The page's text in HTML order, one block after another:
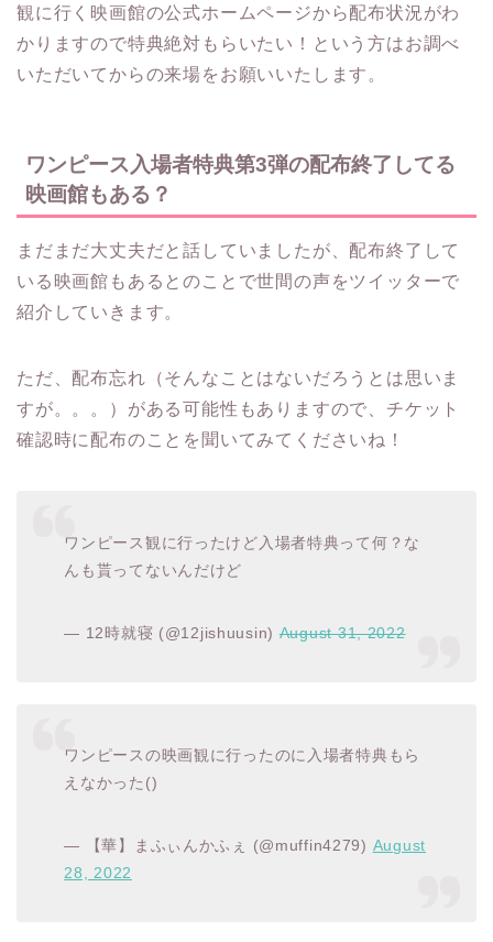
観に行く映画館の公式ホームページから配布状況がわ
かりますので特典絶対もらいたい！という方はお調べ
いただいてからの来場をお願いいたします。
ワンピース入場者特典第3弾の配布終了してる
映画館もある？
まだまだ大丈夫だと話していましたが、配布終了して
いる映画館もあるとのことで世間の声をツイッターで
紹介していきます。
ただ、配布忘れ（そんなことはないだろうとは思いま
すが。。。）がある可能性もありますので、チケット
確認時に配布のことを聞いてみてくださいね！
ワンピース観に行ったけど入場者特典って何？な
んも貰ってないんだけど
— 12時就寝 (@12jishuusin)August 31, 2022
ワンピースの映画観に行ったのに入場者特典もら
えなかった()
— 【華】まふぃんかふぇ (@muffin4279) August
28, 2022